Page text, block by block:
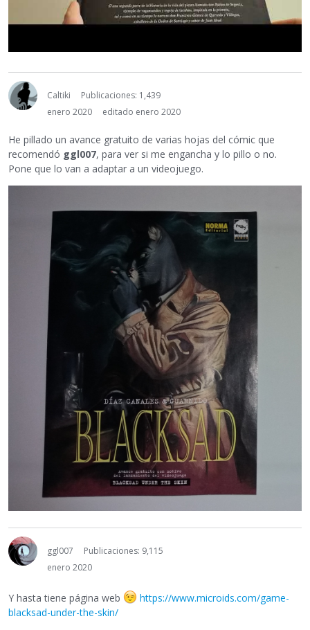
Caltiki
Publicaciones: 1,439
enero 2020
editado enero 2020
He pillado un avance gratuito de varias hojas del cómic que
recomendó ggl007, para ver si me engancha y lo pillo o no.
Pone que lo van a adaptar a un videojuego.
ggl007
Publicaciones: 9,115
enero 2020
Y hasta tiene página web
https://www.microids.com/game-
blacksad-under-the-skin/